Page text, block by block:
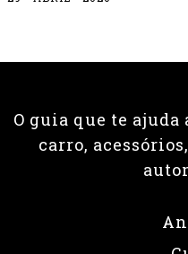
O guia que te
carro,